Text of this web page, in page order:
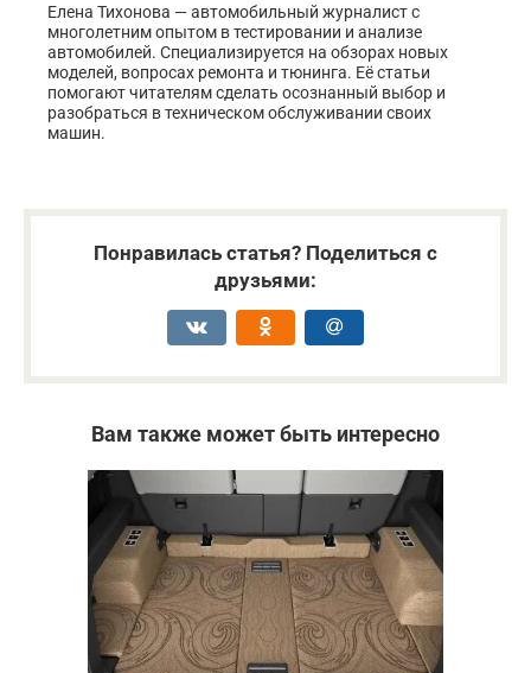
Елена Тихонова — автомобильный журналист с
многолетним опытом в тестировании и анализе
автомобилей. Специализируется на обзорах новых
моделей, вопросах ремонта и тюнинга. Её статьи
помогают читателям сделать осознанный выбор и
разобраться в техническом обслуживании своих
машин.
Понравилась статья? Поделиться с
друзьями:
Вам также может быть интересно